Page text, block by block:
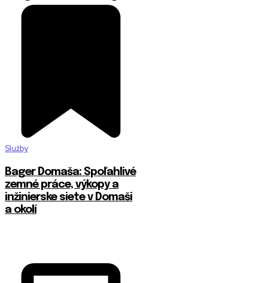
Služby
Bager Domaša: Spoľahlivé
zemné práce, výkopy a
inžinierske siete v Domaši
a okolí